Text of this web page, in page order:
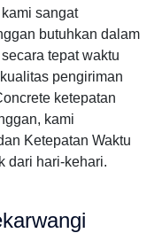
sangat
butuhkan dalam
tepat waktu
pengiriman
ketepatan
kami
Ketepatan Waktu
dari hari-kehari.